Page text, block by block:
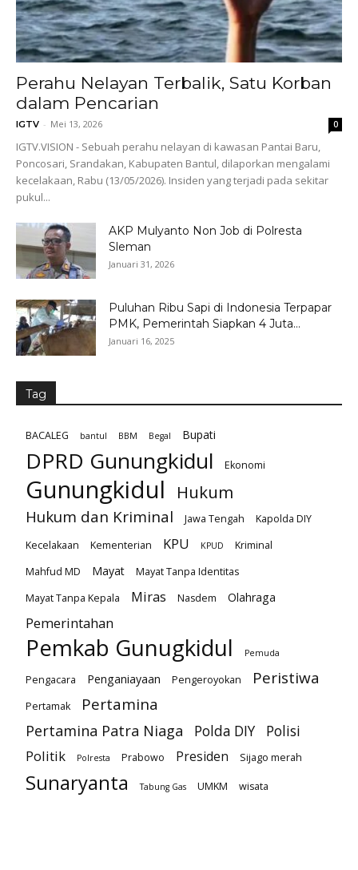
Perahu Nelayan Terbalik, Satu Korban
dalam Pencarian
IGTV - Mei 13, 2026 0
IGTV.VISION - Sebuah perahu nelayan di kawasan Pantai Baru,
Poncosari, Srandakan, Kabupaten Bantul, dilaporkan mengalami
kecelakaan, Rabu (13/05/2026). Insiden yang terjadi pada sekitar
pukul...
AKP Mulyanto Non Job di Polresta
Sleman
Januari 31, 2026
Puluhan Ribu Sapi di Indonesia Terpapar
PMK, Pemerintah Siapkan 4 Juta...
Januari 16, 2025
Tag
BACALEG bantul BBM Begal Bupati
DPRD Gunungkidul Ekonomi
Gunungkidul Hukum
Hukum dan Kriminal Jawa Tengah
Kapolda DIY
Kecelakaan
Kementerian KPU KPUD
Kriminal
Mahfud MD
Mayat
Mayat Tanpa Identitas
Mayat Tanpa Kepala
Miras Nasdem Olahraga
Pemerintahan
Pemkab Gunugkidul Pemuda
Pengacara Penganiayaan Pengeroyokan Peristiwa
Pertamak Pertamina
Pertamina Patra Niaga Polda DIY
Polisi
Politik
Polresta Prabowo Presiden Sijago merah
Sunaryanta Tabung Gas UMKM wisata